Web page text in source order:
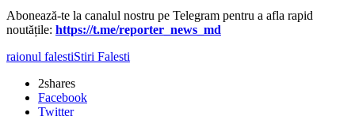
Abonează-te la canalul nostru pe Telegram pentru a afla rapid
noutățile: https://t.me/reporter_news_md
raionul falestiStiri Falesti
2shares
Facebook
Twitter